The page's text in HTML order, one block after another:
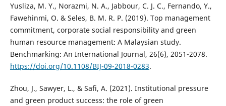
Yusliza, M. Y., Norazmi, N. A., Jabbour, C. J. C., Fernando, Y.,
Fawehinmi, O. & Seles, B. M. R. P. (2019). Top management
commitment, corporate social responsibility and green
human resource management: A Malaysian study.
Benchmarking: An International Journal, 26(6), 2051-2078.
https://doi.org/10.1108/BIJ-09-2018-0283.
Zhou, J., Sawyer, L., & Safi, A. (2021). Institutional pressure
and green product success: the role of green